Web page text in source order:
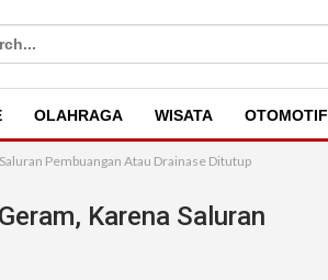
OLAHRAGA WISATA OTOMOTIF
Pembuangan Atau Drainase Ditutup
Karena Saluran